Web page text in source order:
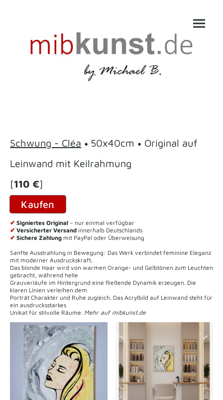
Schwung - Cléa • 50x40cm • Original auf
Leinwand mit Keilrahmung
[110 €]
Kaufen
✔ Signiertes Original – nur einmal verfügbar
✔ Versicherter Versand innerhalb Deutschlands
✔ Sichere Zahlung mit PayPal oder Überweisung
Sanfte Ausstrahlung in Bewegung: Das Werk verbindet feminine Eleganz
mit moderner Ausdruckskraft.
Das blonde Haar wird von warmen Orange- und Gelbtönen zum Leuchten
gebracht, während helle
Grauverläufe im Hintergrund eine fließende Dynamik erzeugen. Die
klaren Linien verleihen dem
Porträt Charakter und Ruhe zugleich. Das Acrylbild auf Leinwand steht für
ein ausdrucksstarkes
Unikat für stilvolle Räume. Mehr auf mibkunst.de